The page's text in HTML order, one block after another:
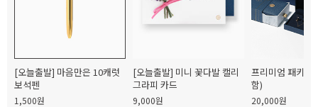
[오늘출발] 마음만은 10캐럿
보석펜
1,500원
[오늘출발] 미니 꽃다발 캘리
그라피 카드
9,000원
프리미엄 패키지
함)
20,000원